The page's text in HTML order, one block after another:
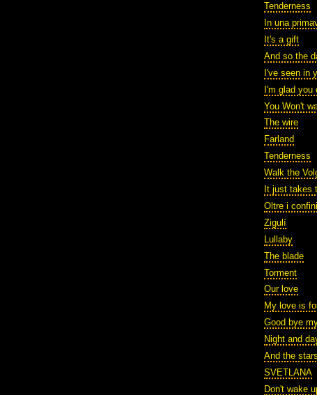
Tenderness
In una
It's a gift
And so the
I've seen in
I'm glad you
You Won't
The wire
Farland
Tenderness
Walk the
It just takes
Oltre i confini
Zigulí
Lullaby
The blade
Torment
Our love
My love is
Good bye
Night and
And the
SVETLANA
Don't wake